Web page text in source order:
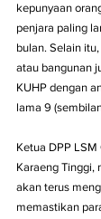
kepunyaan
penjara paling
bulan. Selain
atau bangunan
KUHP dengan
lama 9
Ketua DPP
Karaeng Tinggi,
akan terus
memastikan